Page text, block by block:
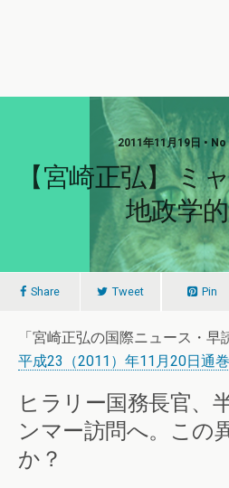
2011年11月19日 •
【宮崎正弘】 ミ
地政学
Share Tweet Pin
「宮崎正弘の国際ニュース・早
平成23（2011）年11月20日通
ヒラリー国務長官、
ンマー訪問へ。この
か？